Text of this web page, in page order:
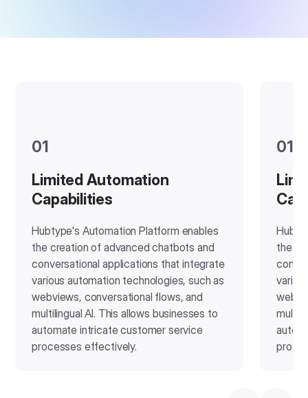
01
Limited Automation
Capabilities
Hubtype's Automation Platform enables
the creation of advanced chatbots and
conversational applications that integrate
various automation technologies, such as
webviews, conversational flows, and
multilingual AI. This allows businesses to
automate intricate customer service
processes effectively.
01
the